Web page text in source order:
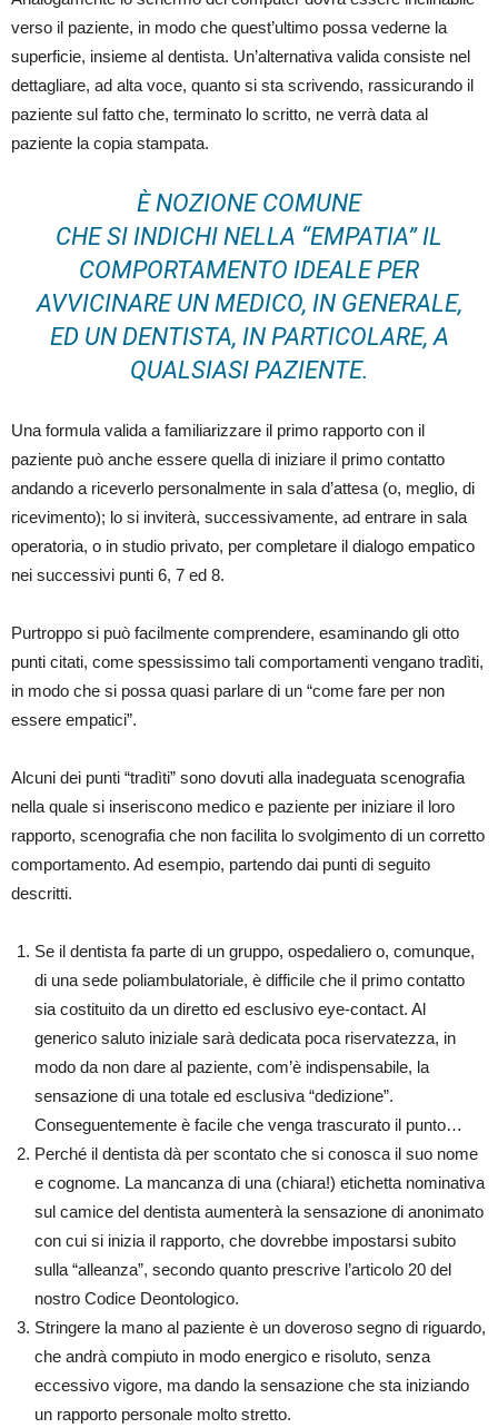
verso il paziente, in modo che quest’ultimo possa vederne la
superficie, insieme al dentista. Un’alternativa valida consiste nel
dettagliare, ad alta voce, quanto si sta scrivendo, rassicurando il
paziente sul fatto che, terminato lo scritto, ne verrà data al
paziente la copia stampata.
È NOZIONE COMUNE
CHE SI INDICHI NELLA “EMPATIA” IL
COMPORTAMENTO IDEALE PER
AVVICINARE UN MEDICO, IN GENERALE,
ED UN DENTISTA, IN PARTICOLARE, A
QUALSIASI PAZIENTE.
Una formula valida a familiarizzare il primo rapporto con il
paziente può anche essere quella di iniziare il primo contatto
andando a riceverlo personalmente in sala d’attesa (o, meglio, di
ricevimento); lo si inviterà, successivamente, ad entrare in sala
operatoria, o in studio privato, per completare il dialogo empatico
nei successivi punti 6, 7 ed 8.
Purtroppo si può facilmente comprendere, esaminando gli otto
punti citati, come spessissimo tali comportamenti vengano tradìti,
in modo che si possa quasi parlare di un “come fare per non
essere empatici”.
Alcuni dei punti “tradìti” sono dovuti alla inadeguata scenografia
nella quale si inseriscono medico e paziente per iniziare il loro
rapporto, scenografia che non facilita lo svolgimento di un corretto
comportamento. Ad esempio, partendo dai punti di seguito
descritti.
Se il dentista fa parte di un gruppo, ospedaliero o, comunque,
di una sede poliambulatoriale, è difficile che il primo contatto
sia costituito da un diretto ed esclusivo eye-contact. Al
generico saluto iniziale sarà dedicata poca riservatezza, in
modo da non dare al paziente, com’è indispensabile, la
sensazione di una totale ed esclusiva “dedizione”.
Conseguentemente è facile che venga trascurato il punto…
Perché il dentista dà per scontato che si conosca il suo nome
e cognome. La mancanza di una (chiara!) etichetta nominativa
sul camice del dentista aumenterà la sensazione di anonimato
con cui si inizia il rapporto, che dovrebbe impostarsi subito
sulla “alleanza”, secondo quanto prescrive l’articolo 20 del
nostro Codice Deontologico.
Stringere la mano al paziente è un doveroso segno di riguardo,
che andrà compiuto in modo energico e risoluto, senza
eccessivo vigore, ma dando la sensazione che sta iniziando
un rapporto personale molto stretto.